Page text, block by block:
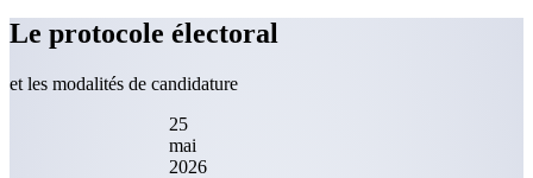
Le protocole électoral
et les modalités de candidature
25
mai
2026